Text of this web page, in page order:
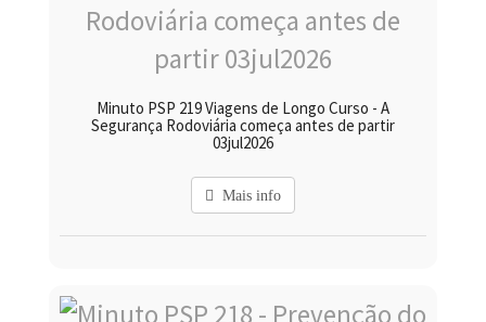
Minuto PSP 219 Viagens de Longo Curso - A
Segurança Rodoviária começa antes de partir
03jul2026
Mais info